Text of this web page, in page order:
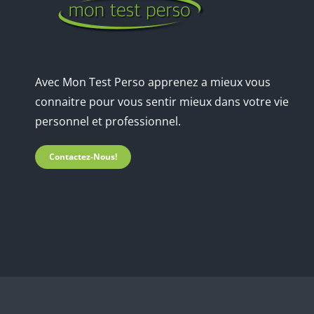
Avec Mon Test Perso apprenez a mieux vous
connaitre pour vous sentir mieux dans votre vie
personnel et professionnel.
Contactez-Nous!